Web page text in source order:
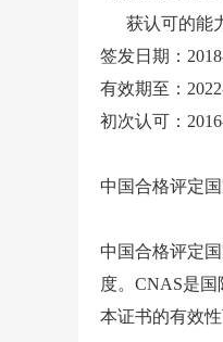
获认可的能力
签发日期：
有效期至：
初次认可：
中国合格评定
中国合格评定
度。CNAS是
本证书的有效